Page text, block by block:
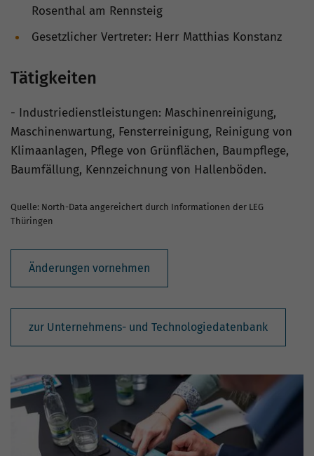
Rosenthal am Rennsteig
Gesetzlicher Vertreter: Herr Matthias Konstanz
Tätigkeiten
- Industriedienstleistungen: Maschinenreinigung,
Maschinenwartung, Fensterreinigung, Reinigung von
Klimaanlagen, Pflege von Grünflächen, Baumpflege,
Baumfällung, Kennzeichnung von Hallenböden.
Quelle: North-Data angereichert durch Informationen der LEG
Thüringen
Änderungen vornehmen
zur Unternehmens- und Technologiedatenbank